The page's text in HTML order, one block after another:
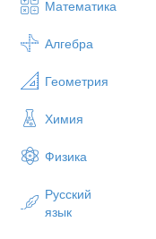
Математика
Алгебра
Геометрия
Химия
Физика
Русский
язык